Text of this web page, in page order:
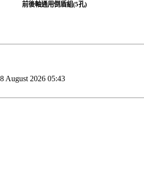
前後軸通用倒盾組(5孔)
August 2026 05:43